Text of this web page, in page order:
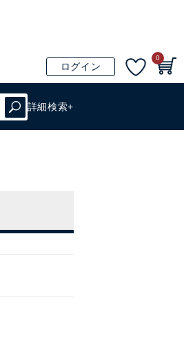
ログイン
0
詳細検索+